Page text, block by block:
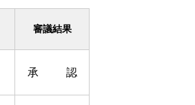
審議結果
承 認